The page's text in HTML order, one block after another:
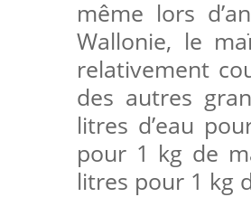
même lors
Wallonie, le
relativement
des autres
litres d’eau
pour 1 kg de
litres pour 1 kg